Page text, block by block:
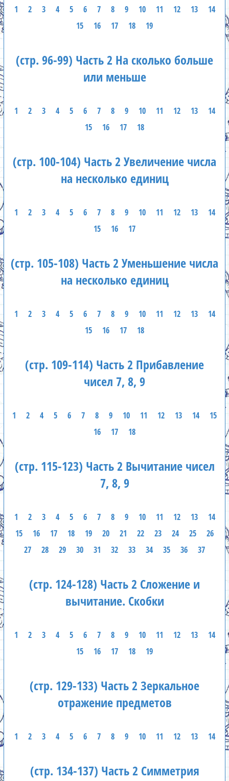
1 2 3 4 5 6 7 8 9 10 11 12 13
14
15
16 17 18 19
(стр. 96-99) Часть 2 На сколько больше
или меньше
1 2 3 4 5 6 7 8 9 10 11 12 13
14
15
16 17 18
(стр. 100-104) Часть 2 Увеличение числа
на несколько единиц
1 2 3 4 5 6 7 8 9 10 11 12 13
14
15
16 17
(стр. 105-108) Часть 2 Уменьшение числа
на несколько единиц
1 2 3 4 5 6 7 8 9 10 11 12 13
14
15
16 17 18
(стр. 109-114) Часть 2 Прибавление
чисел 7, 8, 9
1 2 4 5 6 7 8 9 10 11 12 13 14
15
16
17 18
(стр. 115-123) Часть 2 Вычитание чисел
7, 8, 9
1 2 3 4 5 6 7 8 9 10 11 12 13
14
15
16 17 18 19 20 21 22 23 24 25
26
27
28 29 30 31 32 33 34 35 36 37
(стр. 124-128) Часть 2 Сложение и
вычитание. Скобки
1 2 3 4 5 6 7 8 9 10 11 12 13
14
15
16 17 18 19
(стр. 129-133) Часть 2 Зеркальное
отражение предметов
1 2 3 4 5 6 7 8 9 10 11 12 13 14
(стр. 134-137) Часть 2 Симметрия